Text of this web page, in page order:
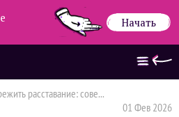
Начать
расставание: сове...
01 Фев 2026